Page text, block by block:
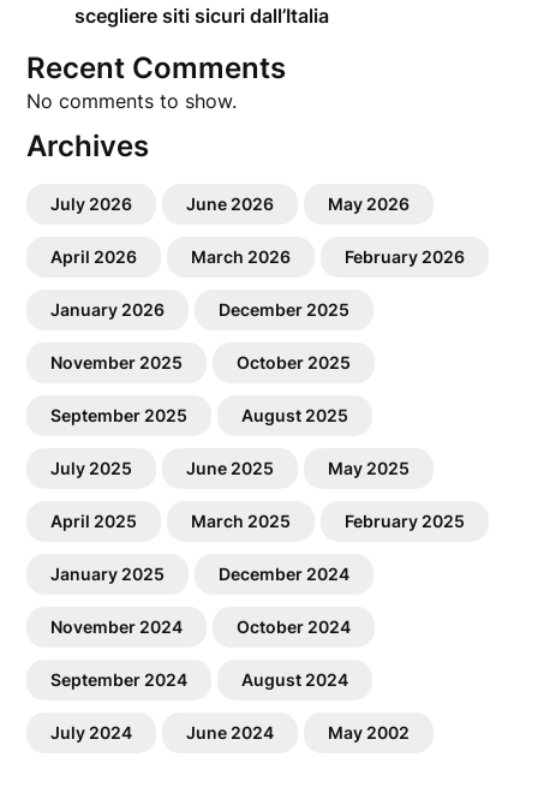
scegliere siti sicuri dall’Italia
Recent Comments
No comments to show.
Archives
July 2026 June 2026 May 2026
April 2026 March 2026 February 2026
January 2026 December 2025
November 2025 October 2025
September 2025 August 2025
July 2025 June 2025 May 2025
April 2025 March 2025 February 2025
January 2025 December 2024
November 2024 October 2024
September 2024 August 2024
July 2024 June 2024 May 2002